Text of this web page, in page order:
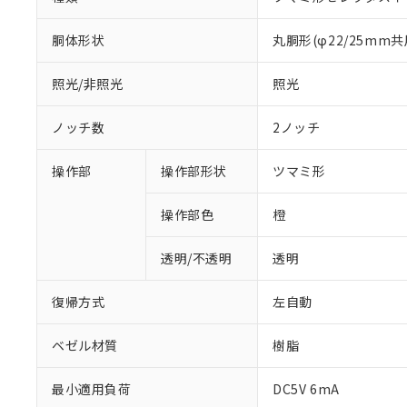
胴体形状 丸胴形(φ22/25mm共
照光/非照光 照光
ノッチ数 2ノッチ
操作部 操作部形状 ツマミ形
操作部色 橙
透明/不透明 透明
復帰方式 左自動
ベゼル材質 樹脂
最小適用負荷 DC5V 6mA